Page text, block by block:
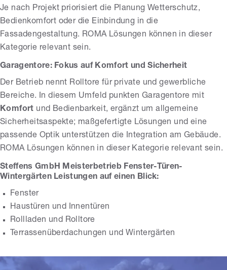
Je nach Projekt priorisiert die Planung Wetterschutz,
Bedienkomfort oder die Einbindung in die
Fassadengestaltung. ROMA Lösungen können in dieser
Kategorie relevant sein.
Garagentore: Fokus auf Komfort und Sicherheit
Der Betrieb nennt Rolltore für private und gewerbliche
Bereiche. In diesem Umfeld punkten Garagentore mit
Komfort und Bedienbarkeit, ergänzt um allgemeine
Sicherheitsaspekte; maßgefertigte Lösungen und eine
passende Optik unterstützen die Integration am Gebäude.
ROMA Lösungen können in dieser Kategorie relevant sein.
Steffens GmbH Meisterbetrieb Fenster-Türen-
Wintergärten Leistungen auf einen Blick:
Fenster
Haustüren und Innentüren
Rollladen und Rolltore
Terrassenüberdachungen und Wintergärten